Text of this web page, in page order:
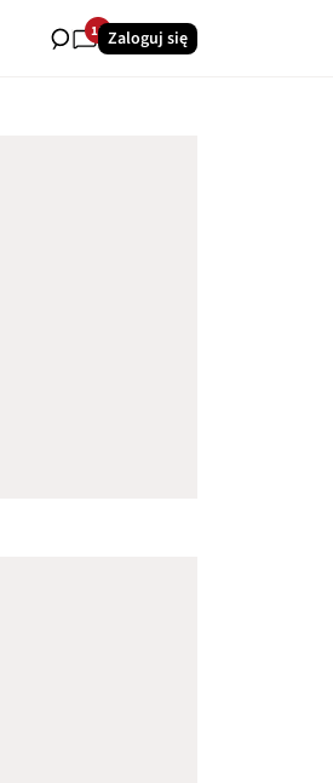
11Zaloguj się